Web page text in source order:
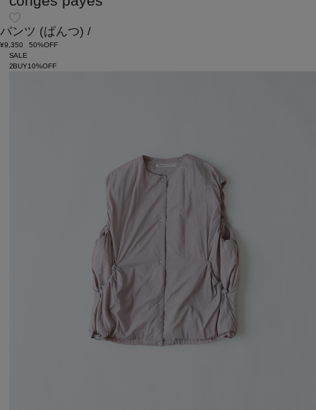
パンツ (ぱんつ) /
¥9,350
50%OFF
SALE
2BUY10%OFF